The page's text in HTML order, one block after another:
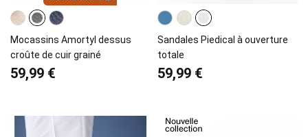
Mocassins Amortyl dessus
croûte de cuir grainé
59,99 €
Sandales Piedical à ouverture
totale
59,99 €